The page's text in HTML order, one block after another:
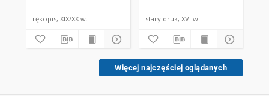
rękopis, XIX/XX w. stary druk, XVI w.
Więcej najczęściej oglądanych